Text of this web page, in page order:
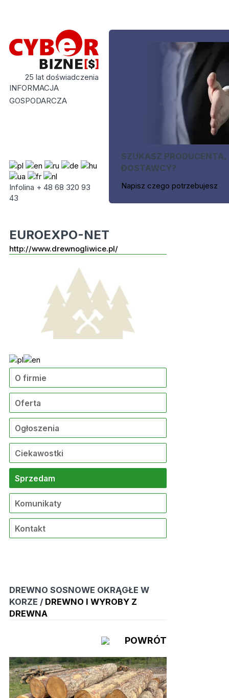
25 lat doświadczenia
INFORMACJA
GOSPODARCZA
Infolina + 48 68 320 93
43
SZUKASZ PRODUCENTA,
DOSTAWCY?
Napisz czego potrzebujesz
EUROEXPO-NET
http://www.drewnogliwice.pl/
O firmie
Oferta
Ogłoszenia
Ciekawostki
Sprzedam
Komunikaty
Kontakt
DREWNO SOSNOWE OKRĄGŁE W
KORZE / DREWNO I WYROBY Z
DREWNA
POWRÓT